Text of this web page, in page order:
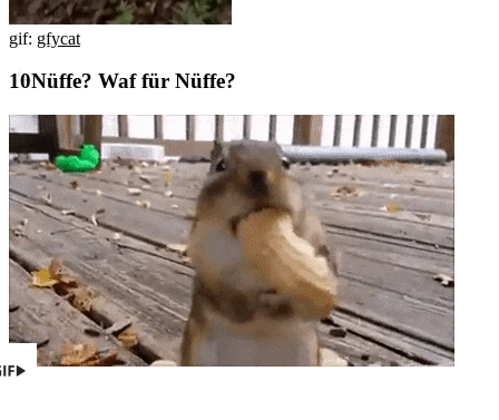
gif: gfycat
Nüffe? Waf für Nüffe?